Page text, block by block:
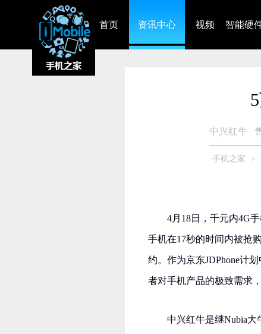
首页 资讯中心 视频 智能硬
中兴红牛
手机之家 >
4月18日，千元内4G
手机在17秒的时间内被抢
约。作为京东JDPhone计
者对手机产品的极致需求
中兴红牛是继Nubia大